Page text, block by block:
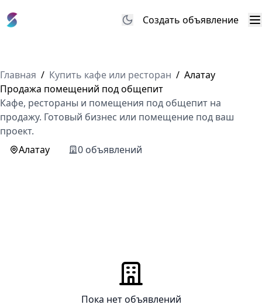
Создать объявление
Главная / Купить кафе или ресторан / Алатау
Продажа помещений под общепит
Кафе, рестораны и помещения под общепит на
продажу. Готовый бизнес или помещение под ваш
проект.
Алатау
0 объявлений
Пока нет объявлений